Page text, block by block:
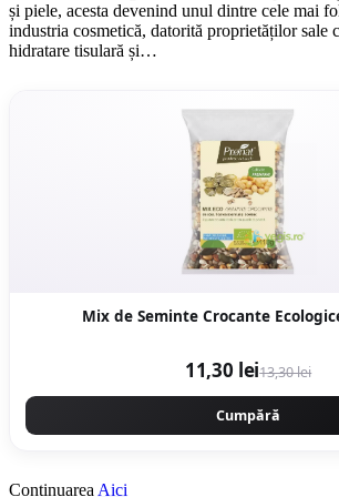
și piele, acesta devenind unul dintre cele mai
industria cosmetică, datorită proprietăților sale
hidratare tisulară și…
Mix de Seminte Crocante
11,30 lei13,30 lei
Cumpără
Continuarea Aici